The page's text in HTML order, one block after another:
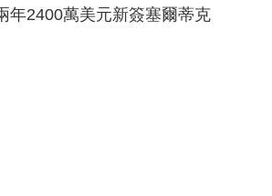
年2400萬美元新簽塞爾蒂克